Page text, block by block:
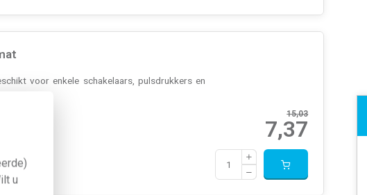
u
voor enkele schakelaars, pulsdrukkers en
15,03
7,37